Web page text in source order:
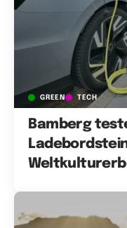
GREEN TECH
Bamberg